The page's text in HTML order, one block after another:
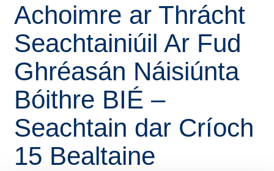
Achoimre ar Thrácht
Seachtainiúil Ar Fud
Ghréasán Náisiúnta
Bóithre BIÉ –
Seachtain dar Críoch
15 Bealtaine